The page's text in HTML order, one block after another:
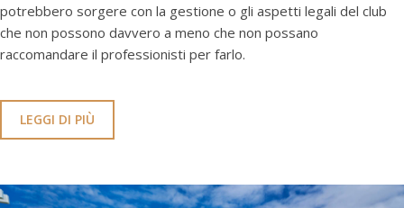
potrebbero sorgere con la gestione o gli aspetti legali del club
che non possono davvero a meno che non possano
raccomandare il professionisti per farlo.
LEGGI DI PIÙ